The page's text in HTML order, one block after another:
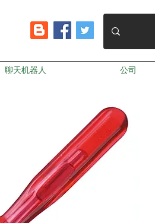
聊天机器人 公司